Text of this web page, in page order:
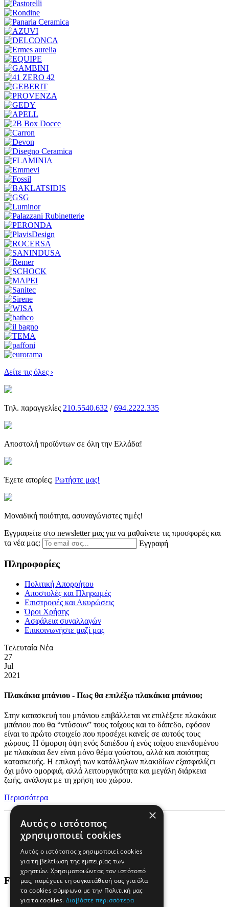
Δείτε τις όλες ›
Τηλ. παραγγελίες 210.5540.632 /694.2222.335
Αποστολή προϊόντων σε όλη την Ελλάδα!
Έχετε απορίες; Ρωτήστε μας!
Μοναδική ποιότητα, ασυναγώνιστες τιμές!
Εγγραφείτε στο newsletter μας για να μαθαίνετε τις προσφορές και
τα νέα μας:
Εγγραφή
Πληροφορίες
Πολιτική Απορρήτου
Αποστολές και Πληρωμές
Επιστροφές και Ακυρώσεις
Όροι Χρήσης
Ασφάλεια συναλλαγών
Επικοινωνήστε μαζί μας
Τελευταία Νέα
27
Jul
2021
Πλακάκια μπάνιου - Πως θα επιλέξω πλακάκια μπάνιου;
Στην κατασκευή του μπάνιου επιβάλλεται να επιλέξετε πλακάκια
μπάνιου που θα “ντύσουν” τους τοίχους και το δάπεδο, εφόσον
είναι το πρώτο στοιχείο που προσέχει κανείς σε αυτούς τους
χώρους. Η όμορφη όψη ενός δαπέδου ή ενός τοίχου επενδυμένου
με πλακάκια δεν είναι μόνο θέμα γούστου, αλλά και ποιότητας
κατασκευής. Η επιλογή των κατάλληλων πλακιδίων εξασφαλίζει
όχι μόνο ομορφιά, αλλά λειτουργικότητα και μεγάλη διάρκεια
ζωής, ανάλογα με τη χρήση του χώρου.
Περισσότερα
Συνεργασίες
Find us on Facebook!
×
Αυτός ο ιστότοπος
χρησιμοποιεί cookies
Αυτός ο ιστότοπος χρησιμοποιεί cookies
για τη βελτίωση της εμπειρίας των
χρηστών. Χρησιμοποιώντας τον ιστότοπό
μας, παρέχετε τη συγκατάθεσή σας για όλα
τα cookies σύμφωνα με την Πολιτική μας
για τα cookies. Διαβάστε περισσότερα